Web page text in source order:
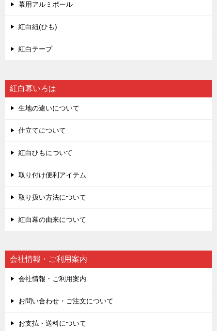
幕用アルミポール
紅白紐(ひも)
紅白テープ
紅白幕いろは
生地の違いについて
仕立てについて
紅白ひもについて
取り付け便利アイテム
取り扱い方法について
紅白幕の由来について
会社情報・ご利用案内
会社情報・ご利用案内
お問い合わせ・ご注文について
お支払・送料について